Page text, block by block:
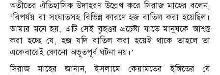
অতীতের ঐতিহাসিক উদাহরণ উল্লেখ করে সিরাজ মাহের বলেন,
‘বিপর্যয় বা সংঘাতসহ বিভিন্ন কারণে হজ বাতিল করা হয়েছিল।
আমার মনে হয়, এটি সেই বৃহত্তর প্রচেষ্টা যাতে মানুষকে আশ্বস্ত
করা হচ্ছে যে, হজ যদি বাতিল করা হয়েই থাকে তাহলে তা
একেবারেই কোনো অভূতপূর্ব ঘটনা নয়।’
সিরাজ মাহের জানান, ইসলামে কেয়ামতের ইঙ্গিতের যে